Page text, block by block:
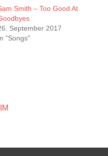
Smith – Too Good At
September 2017
"Songs"